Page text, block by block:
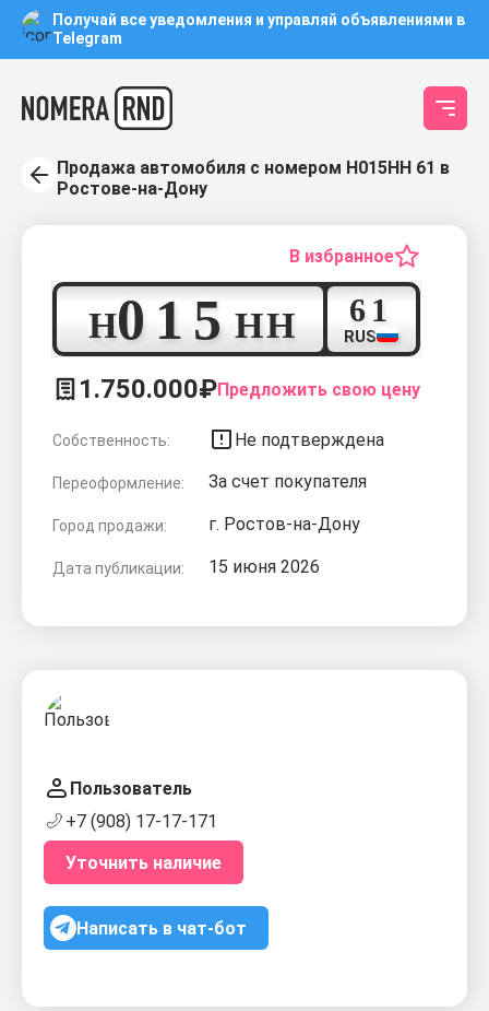
Получай все уведомления и управляй объявлениями в
Telegram
Продажа автомобиля с номером Н015НН 61 в
Ростове-на-Дону
В избранное
Н0
1
5
Н
Н 61
RUS
1.750.000₽Предложить свою цену
Собственность: Не подтверждена
Переоформление: За счет покупателя
Город продажи: г. Ростов-на-Дону
Дата публикации: 15 июня 2026
Пользователь
+7 (908) 17-17-171
Уточнить наличие
Написать в чат-бот